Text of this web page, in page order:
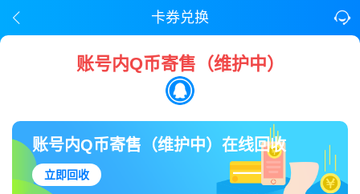
卡券兑换
账号内Q币寄售（维护中）
账号内Q币寄售（维护中）在线回收
立即回收